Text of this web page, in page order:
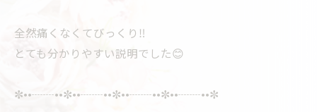
全然痛くなくてびっくり‼️
とても分かりやすい説明でした😊
✼••┈┈••✼••┈┈••✼••┈┈••✼••┈┈••✼